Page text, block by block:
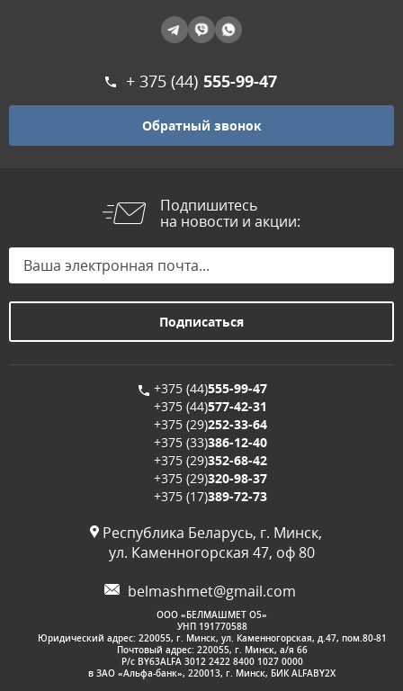
+ 375 (44) 555-99-47
Обратный звонок
Подпишитесь
на новости и акции:
+375 (44)555-99-47
+375 (44)577-42-31
+375 (29)252-33-64
+375 (33)386-12-40
+375 (29)352-68-42
+375 (29)320-98-37
+375 (17)389-72-73
Республика Беларусь, г. Минск,
ул. Каменногорская 47, оф 80
belmashmet@gmail.com
OOО «БЕЛМАШМЕТ О5»
УНП 191770588
Юридический адрес: 220055, г. Минск, ул. Каменногорская, д.47, пом.80-81
Почтовый адрес: 220055, г. Минск, а/я 66
Р/с BY63ALFA 3012 2422 8400 1027 0000
в ЗАО «Альфа-банк», 220013, г. Минск, БИК ALFABY2X